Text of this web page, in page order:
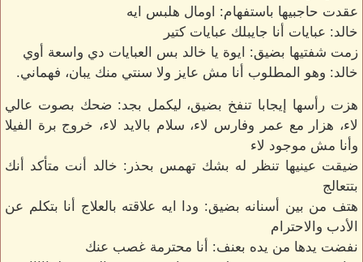
عقدت حاجبيها باستفهام: اومال هلبس ايه
خالد: عبايات أنا جايبلك عبايات كتير
زمت شفتيها بضيق: ايوة يا خالد بس العبايات دي واسعة أوي
خالد: وهو المطلوب أنا مش عايز ولا سنتي منك يبان، فهماني.
هزت رأسها إيجابا تنفخ بضيق، ليكمل بجد: ضحك بصوت عالي
لاء، هزار مع عمر وفارس لاء، سلام بالايد لاء، خروج برة الفيلا
وأنا مش موجود لاء
ضيقت عينيها تنظر له بشك تهمس بحذر: خالد أنت متأكد أنك
بتتعالج
هتف من بين أسنانه بضيق: ودا ايه علاقته بالعلاج أنا بتكلم عن
الأدب والاحترام
نفضت يدها من يده بعنف: أنا محترمة غصب عنك